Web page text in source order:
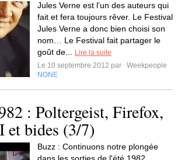
Jules Verne est l’un des auteurs qui
fait et fera toujours rêver. Le Festival
Jules Verne a donc bien choisi son
nom… Le Festival fait partager le
goût de...
Lire la suite
Le 10 septembre 2012 par
Weekpeople
NONE
: Poltergeist, Firefox,
et bides (3/7)
Buzz : Continuons notre plongée